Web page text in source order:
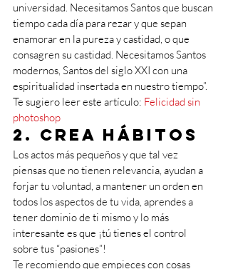
universidad. Necesitamos Santos que buscan
tiempo cada día para rezar y que sepan
enamorar en la pureza y castidad, o que
consagren su castidad. Necesitamos Santos
modernos, Santos del siglo XXI con una
espiritualidad insertada en nuestro tiempo”.
Te sugiero leer este artículo: Felicidad sin
photoshop
2. Crea hábitos
Los actos más pequeños y que tal vez
piensas que no tienen relevancia, ayudan a
forjar tu voluntad, a mantener un orden en
todos los aspectos de tu vida, aprendes a
tener dominio de ti mismo y lo más
interesante es que ¡tú tienes el control
sobre tus “pasiones”!
Te recomiendo que empieces con cosas